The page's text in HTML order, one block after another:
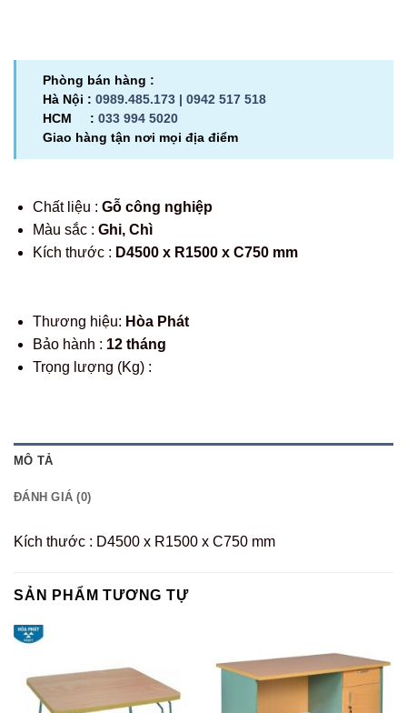
Phòng bán hàng :
Hà Nội : 0989.485.173 | 0942 517 518
HCM : 033 994 5020
Giao hàng tận nơi mọi địa điểm
Chất liệu : Gỗ công nghiệp
Màu sắc : Ghi, Chì
Kích thước : D4500 x R1500 x C750 mm
Thương hiệu: Hòa Phát
Bảo hành : 12 tháng
Trọng lượng (Kg) :
MÔ TẢ
ĐÁNH GIÁ (0)
Kích thước : D4500 x R1500 x C750 mm
SẢN PHẨM TƯƠNG TỰ